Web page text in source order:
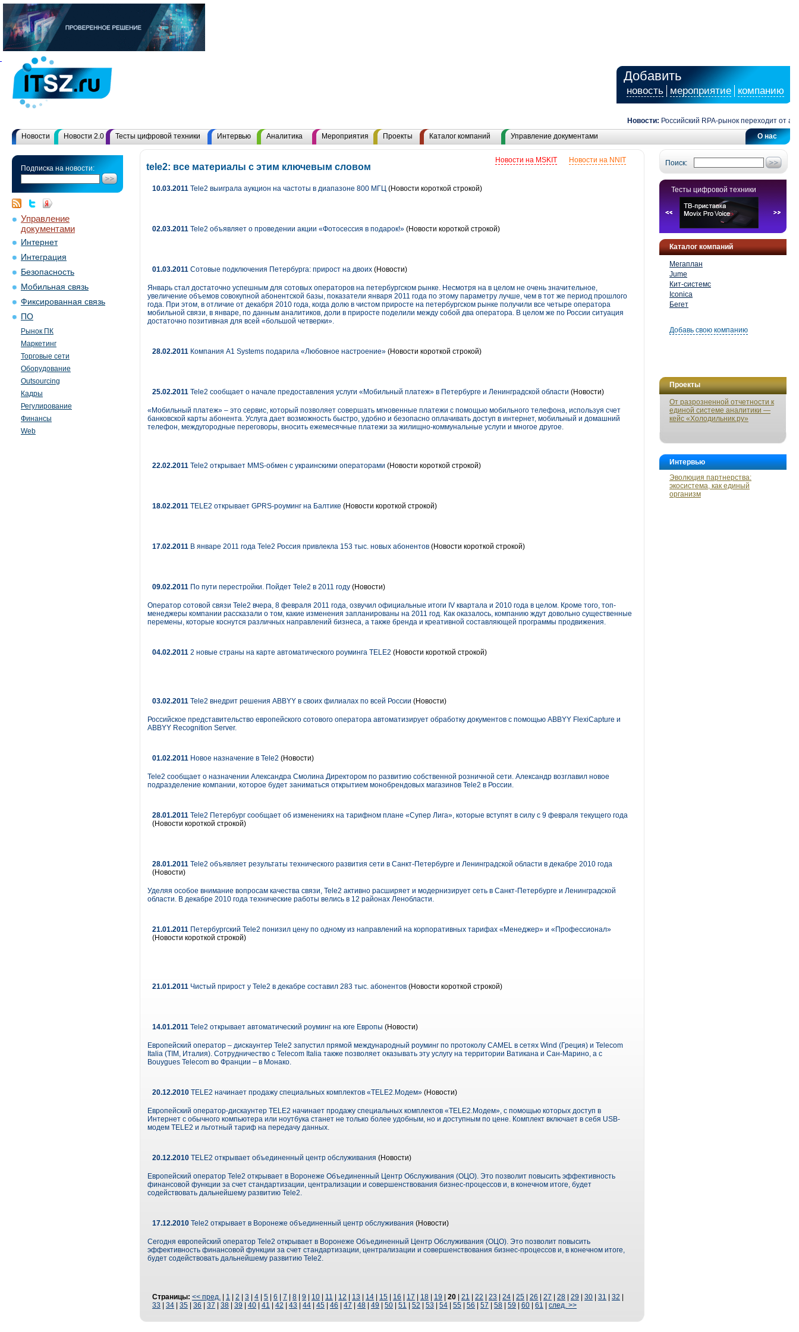
Добавить
новость мероприятие компанию
Новости: Российский RPA-рынок переходит от
О нас
Новости Новости 2.0 Тесты цифровой техники Интервью Аналитика Мероприятия Проекты Каталог компаний Управление документами
Подписка на новости:
Управление
документами
Интернет
Интеграция
Безопасность
Мобильная связь
Фиксированная связь
ПО
Рынок ПК
Маркетинг
Торговые сети
Оборудование
Outsourcing
Кадры
Регулирование
Финансы
Web
Поиск:
Тесты цифровой техники
Каталог компаний
Мегаплан
Jume
Кит-системс
Iconica
Бегет
Добавь свою компанию
Проекты
От разрозненной отчетности к
единой системе аналитики —
кейс «Холодильник.ру»
Интервью
Эволюция партнерства:
экосистема, как единый
организм
Новости на NNIT
Новости на MSKIT
tele2: все материалы с этим ключевым словом
10.03.2011 Tele2 выиграла аукцион на частоты в диапазоне 800 МГЦ (Новости короткой строкой)
02.03.2011 Tele2 объявляет о проведении акции «Фотосессия в подарок!» (Новости короткой строкой)
01.03.2011 Сотовые подключения Петербурга: прирост на двоих (Новости)
Январь стал достаточно успешным для сотовых операторов на петербургском рынке. Несмотря на в целом не очень значительное,
увеличение объемов совокупной абонентской базы, показатели января 2011 года по этому параметру лучше, чем в тот же период прошлого
года. При этом, в отличие от декабря 2010 года, когда долю в чистом приросте на петербургском рынке получили все четыре оператора
мобильной связи, в январе, по данным аналитиков, доли в приросте поделили между собой два оператора. В целом же по России ситуация
достаточно позитивная для всей «большой четверки».
28.02.2011 Компания А1 Systems подарила «Любовное настроение» (Новости короткой строкой)
25.02.2011 Tele2 сообщает о начале предоставления услуги «Мобильный платеж» в Петербурге и Ленинградской области (Новости)
«Мобильный платеж» – это сервис, который позволяет совершать мгновенные платежи с помощью мобильного телефона, используя счет
банковской карты абонента. Услуга дает возможность быстро, удобно и безопасно оплачивать доступ в интернет, мобильный и домашний
телефон, междугородные переговоры, вносить ежемесячные платежи за жилищно-коммунальные услуги и многое другое.
22.02.2011 Tele2 открывает MMS-обмен с украинскими операторами (Новости короткой строкой)
18.02.2011 TELE2 открывает GPRS-роуминг на Балтике (Новости короткой строкой)
17.02.2011 В январе 2011 года Tele2 Россия привлекла 153 тыс. новых абонентов (Новости короткой строкой)
09.02.2011 По пути перестройки. Пойдет Tele2 в 2011 году (Новости)
Оператор сотовой связи Tele2 вчера, 8 февраля 2011 года, озвучил официальные итоги IV квартала и 2010 года в целом. Кроме того, топ-
менеджеры компании рассказали о том, какие изменения запланированы на 2011 год. Как оказалось, компанию ждут довольно существенные
перемены, которые коснутся различных направлений бизнеса, а также бренда и креативной составляющей программы продвижения.
04.02.2011 2 новые страны на карте автоматического роуминга TELE2 (Новости короткой строкой)
03.02.2011 Tele2 внедрит решения ABBYY в своих филиалах по всей России (Новости)
Российское представительство европейского сотового оператора автоматизирует обработку документов с помощью ABBYY FlexiCapture и
ABBYY Recognition Server.
01.02.2011 Новое назначение в Tele2 (Новости)
Tele2 сообщает о назначении Александра Смолина Директором по развитию собственной розничной сети. Александр возглавил новое
подразделение компании, которое будет заниматься открытием монобрендовых магазинов Tele2 в России.
28.01.2011 Tele2 Петербург сообщает об изменениях на тарифном плане «Супер Лига», которые вступят в силу с 9 февраля текущего года
(Новости короткой строкой)
28.01.2011 Tele2 объявляет результаты технического развития сети в Санкт-Петербурге и Ленинградской области в декабре 2010 года
(Новости)
Уделяя особое внимание вопросам качества связи, Tele2 активно расширяет и модернизирует сеть в Санкт-Петербурге и Ленинградской
области. В декабре 2010 года технические работы велись в 12 районах Ленобласти.
21.01.2011 Петербургский Tele2 понизил цену по одному из направлений на корпоративных тарифах «Менеджер» и «Профессионал»
(Новости короткой строкой)
21.01.2011 Чистый прирост у Tele2 в декабре составил 283 тыс. абонентов (Новости короткой строкой)
14.01.2011 Tele2 открывает автоматический роуминг на юге Европы (Новости)
Европейский оператор – дискаунтер Tele2 запустил прямой международный роуминг по протоколу CAMEL в сетях Wind (Греция) и Telecom
Italia (TIM, Италия). Сотрудничество с Telecom Italia также позволяет оказывать эту услугу на территории Ватикана и Сан-Марино, а с
Bouygues Telecom во Франции – в Монако.
20.12.2010 TELE2 начинает продажу специальных комплектов «TELE2.Модем» (Новости)
Европейский оператор-дискаунтер TELE2 начинает продажу специальных комплектов «TELE2.Модем», с помощью которых доступ в
Интернет с обычного компьютера или ноутбука станет не только более удобным, но и доступным по цене. Комплект включает в себя USB-
модем TELE2 и льготный тариф на передачу данных.
20.12.2010 TELE2 открывает объединенный центр обслуживания (Новости)
Европейский оператор Tele2 открывает в Воронеже Объединенный Центр Обслуживания (ОЦО). Это позволит повысить эффективность
финансовой функции за счет стандартизации, централизации и совершенствования бизнес-процессов и, в конечном итоге, будет
содействовать дальнейшему развитию Tele2.
17.12.2010 Tele2 открывает в Воронеже объединенный центр обслуживания (Новости)
Сегодня европейский оператор Tele2 открывает в Воронеже Объединенный Центр Обслуживания (ОЦО). Это позволит повысить
эффективность финансовой функции за счет стандартизации, централизации и совершенствования бизнес-процессов и, в конечном итоге,
будет содействовать дальнейшему развитию Tele2.
Страницы: << пред. 1 2 3 4 5 6 7 8 9 10 11 12 13 14 15 16 17 18 19 20 21 22 23 24 25 26 27 28 29 30 31 32
33
34 35 36 37 38 39 40 41 42 43 44 45 46 47 48 49 50 51 52 53 54 55 56 57 58 59 60 61 след. >>